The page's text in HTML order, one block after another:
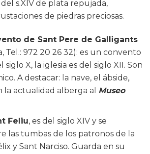
s.XIV de plata repujada,
de piedras preciosas.
de Sant Pere de Galligants
Tel.: 972 20 26 32): es un convento
X, la iglesia es del siglo XII. Son
A destacar: la nave, el ábside,
la actualidad alberga al Museo
Feliu, es del siglo XIV y se
las tumbas de los patronos de la
y Sant Narciso. Guarda en su